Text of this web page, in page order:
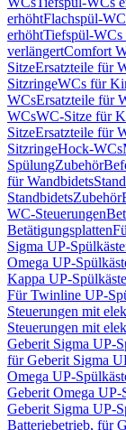
erhöhtFlachspül-
erhöhtTiefspül-WCs
verlängertComfort
SitzeErsatzteile für
SitzringeWCs für
WCsErsatzteile für
WCsWC-Sitze für
SitzeErsatzteile für
SitzringeHock-WCs
SpülungZubehör
für Wandbidets
StandbidetsZubehör
WC-Steuerungen
Betätigungsplatten
Sigma UP-
Omega UP-
Kappa UP-
Für Twinline UP-
Steuerungen mit
Steuerungen mit
Geberit Sigma UP-
für Geberit Sigma
Omega UP-
Geberit Omega UP-
Geberit Sigma UP-
Batteriebetrieb, für